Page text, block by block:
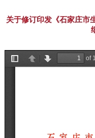
关于修订印发《石家庄市